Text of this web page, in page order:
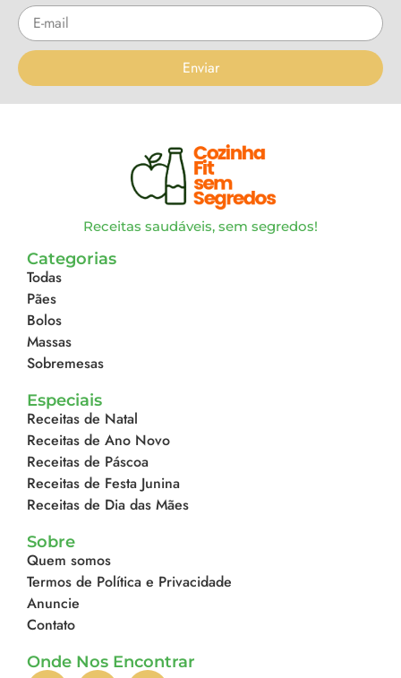
Enviar
Receitas saudáveis, sem segredos!
Categorias
Todas
Pães
Bolos
Massas
Sobremesas
Especiais
Receitas de Natal
Receitas de Ano Novo
Receitas de Páscoa
Receitas de Festa Junina
Receitas de Dia das Mães
Sobre
Quem somos
Termos de Política e Privacidade
Anuncie
Contato
Onde Nos Encontrar